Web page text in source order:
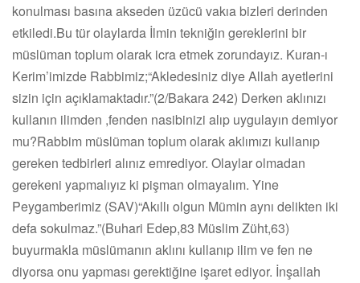
konulması basına akseden üzücü vakıa bizleri derinden
etkiledi.Bu tür olaylarda İlmin tekniğin gereklerini bir
müslüman toplum olarak icra etmek zorundayız. Kuran-ı
Kerim’imizde Rabbimiz;“Akledesiniz diye Allah ayetlerini
sizin için açıklamaktadır.”(2/Bakara 242) Derken aklınızı
kullanın ilimden ,fenden nasibinizi alıp uygulayın demiyor
mu?Rabbim müslüman toplum olarak aklımızı kullanıp
gereken tedbirleri alınız emrediyor. Olaylar olmadan
gerekeni yapmalıyız ki pişman olmayalım. Yine
Peygamberimiz (SAV)“Akıllı olgun Mümin aynı delikten iki
defa sokulmaz.”(Buhari Edep,83 Müslim Züht,63)
buyurmakla müslümanın aklını kullanıp ilim ve fen ne
diyorsa onu yapması gerektiğine işaret ediyor. İnşallah